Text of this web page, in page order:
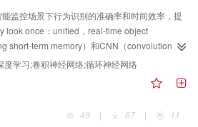
提高纹理分类的准确率。未来可进一步研究如
层特征之间的关系并加以利用，以期在视频烟
监控场景下行为识别的准确率和时间效率，提
look once：unified，real-time object
short-term memory）和CNN（convolutional
算法LC-YOLO（LSTM and CNN based on
检测的实时性，首先对监控视频中的特定行为进
置等信息后进行深度特征提取；然后，去除图
，结合LSTM建模处理时间序列，对监控视频中
判别。结果在公开行为识别数据集KTH和MSR
度学习;卷积神经网络;循环神经网络
49
| 87 | 11